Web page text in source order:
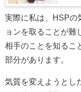
実際に私は、HSPの
ョンを取ることが難
相手のことを知るこ
部分があります。
気質を変えようとし